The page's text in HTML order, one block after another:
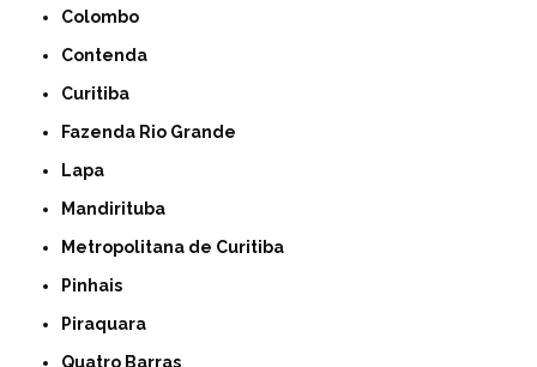
Colombo
Contenda
Curitiba
Fazenda Rio Grande
Lapa
Mandirituba
Metropolitana de Curitiba
Pinhais
Piraquara
Quatro Barras